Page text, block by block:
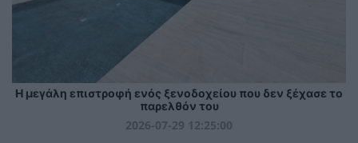
Η μεγάλη επιστροφή ενός ξενοδοχείου που δεν ξέχασε το
παρελθόν του
2026-07-29 12:25:00